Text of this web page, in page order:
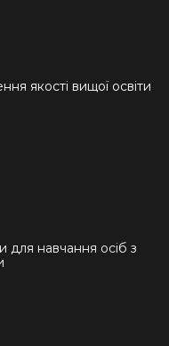
якості вищої освіти
для навчання осіб з